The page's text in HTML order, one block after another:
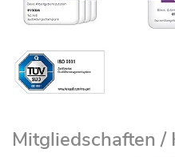
Mitgliedschaften /